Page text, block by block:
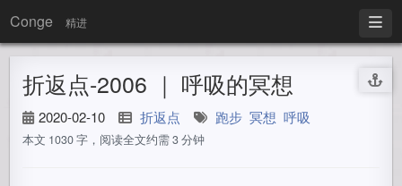
Conge 精进
折返点-2006 ｜ 呼吸的冥想
2020-02-10 折返点 跑步 冥想 呼吸
本文 1030 字，阅读全文约需 3 分钟